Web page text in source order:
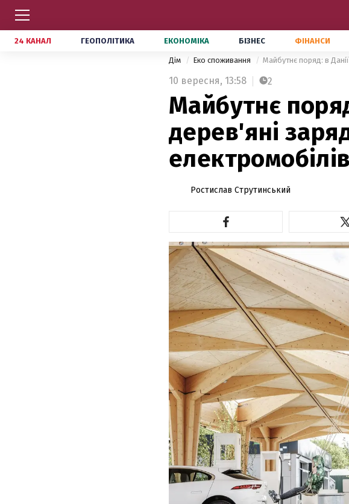
24 КАНАЛ ГЕОПОЛІТИКА ЕКОНОМІКА БІЗНЕС ФІНАНСИ
Дім Еко споживання Майбутнє поряд: в
10 вересня, 13:58 2
Майбутнє
дерев'яні
Ростислав Струтинський